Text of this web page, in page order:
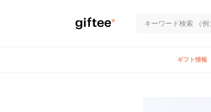
ギフト情報